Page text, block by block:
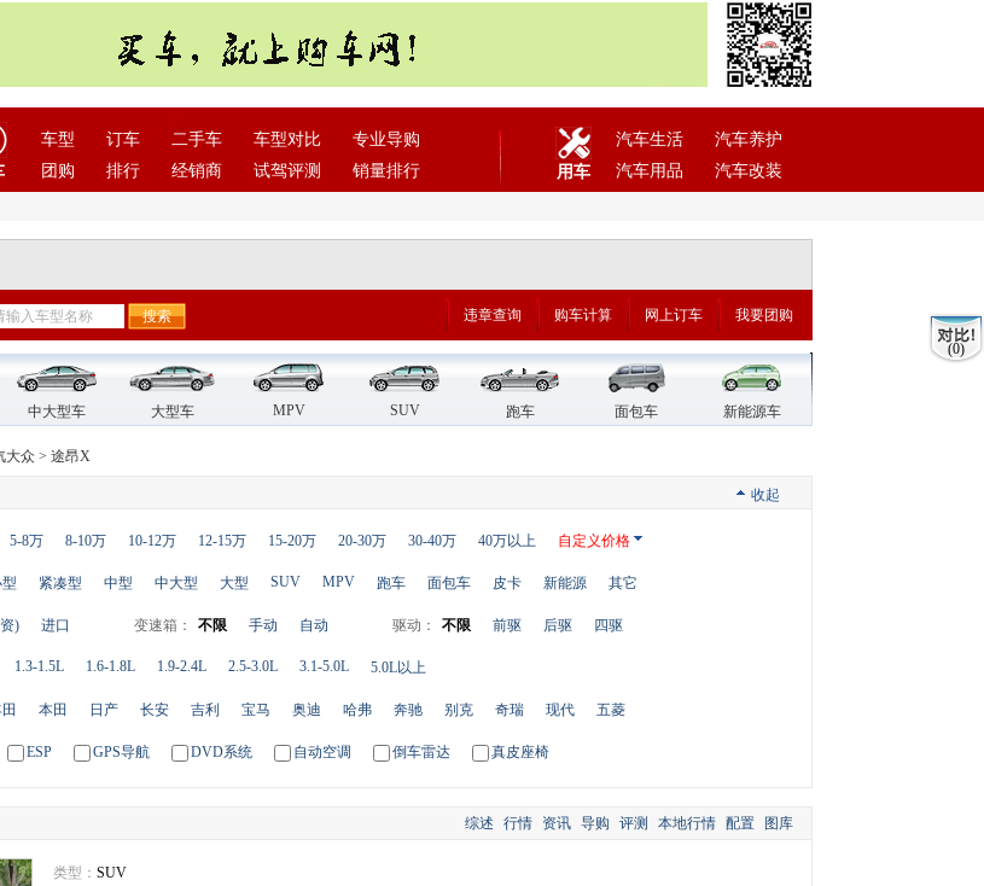
车型 订车 二手车 车型对比
专业导购
团购
排行 经销商 试驾评测 销量排行 用车
汽车生活
汽车养护
汽车用品
汽车改装
违章查询 购车计算 网上订车 我要团购
中大型车 大型车 MPV SUV 跑车 面包车 新能源车
大众 > 途昂X
收起
5-8万 8-10万 10-12万 12-15万 15-20万 20-30万 30-40万 40万以上 自定义价格
紧凑型 中型 中大型 大型 SUV MPV 跑车 面包车 皮卡 新能源 其它
) 进口 变速箱： 不限 手动 自动 驱动： 不限 前驱 后驱 四驱
1.3-1.5L 1.6-1.8L 1.9-2.4L 2.5-3.0L 3.1-5.0L 5.0L以上
本田 日产 长安 吉利 宝马 奥迪 哈弗 奔驰 别克 奇瑞 现代 五菱
ESP GPS导航 DVD系统 自动空调 倒车雷达 真皮座椅
综述 行情 资讯 导购 评测 本地行情 配置 图库
类型： SUV
(0)